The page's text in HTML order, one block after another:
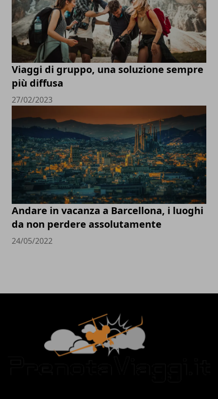
Viaggi di gruppo, una soluzione sempre
più diffusa
27/02/2023
Andare in vacanza a Barcellona, i luoghi
da non perdere assolutamente
24/05/2022